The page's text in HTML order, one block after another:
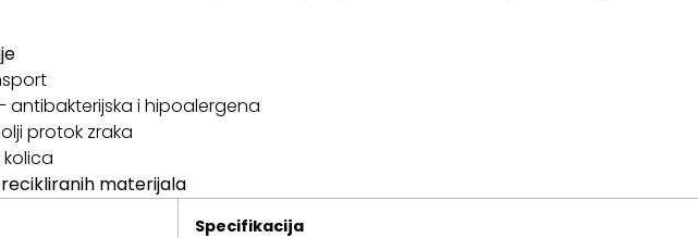
antibakterijska i hipoalergena
protok zraka
recikliranih materijala
Specifikacija